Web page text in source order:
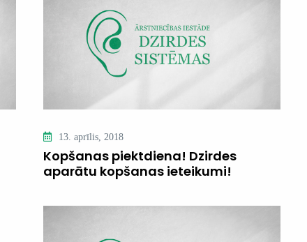
13. aprīlis, 2018
Kopšanas piektdiena! Dzirdes
aparātu kopšanas ieteikumi!